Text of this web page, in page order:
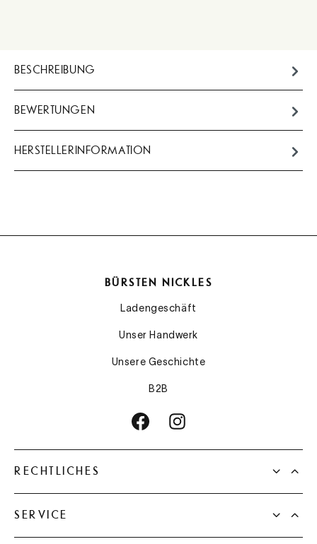
BESCHREIBUNG
BEWERTUNGEN
HERSTELLERINFORMATION
RECHTLICHES
SERVICE
BÜRSTEN NICKLES
Ladengeschäft
Unser Handwerk
Unsere Geschichte
B2B